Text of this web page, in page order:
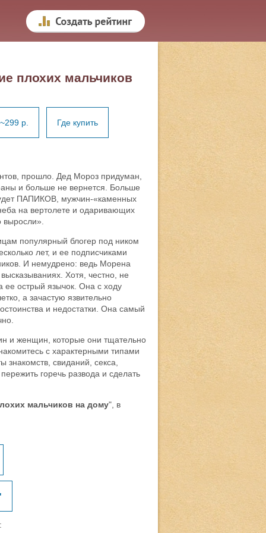
плохих мальчиков
р. Где купить
прошло. Дед Мороз придуман,
и больше не вернется. Больше
ПАПИКОВ, мужчин-«каменных
на вертолете и одаривающих
популярный блогер под ником
лет, и ее подписчиками
И немудрено: ведь Морена
Хотя, честно, не
ее острый язычок. Она с ходу
а зачастую язвительно
и недостатки. Она самый
и женщин, которые они тщательно
с характерными типами
знакомств, свиданий, секса,
горечь развода и сделать
мальчиков на дому", в